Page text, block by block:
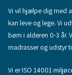
Vi vil hjælpe dig med
kan leve og lege. Vi
børn i alderen 0-3 år.
madrasser og udstyr
Vi er ISO 14001